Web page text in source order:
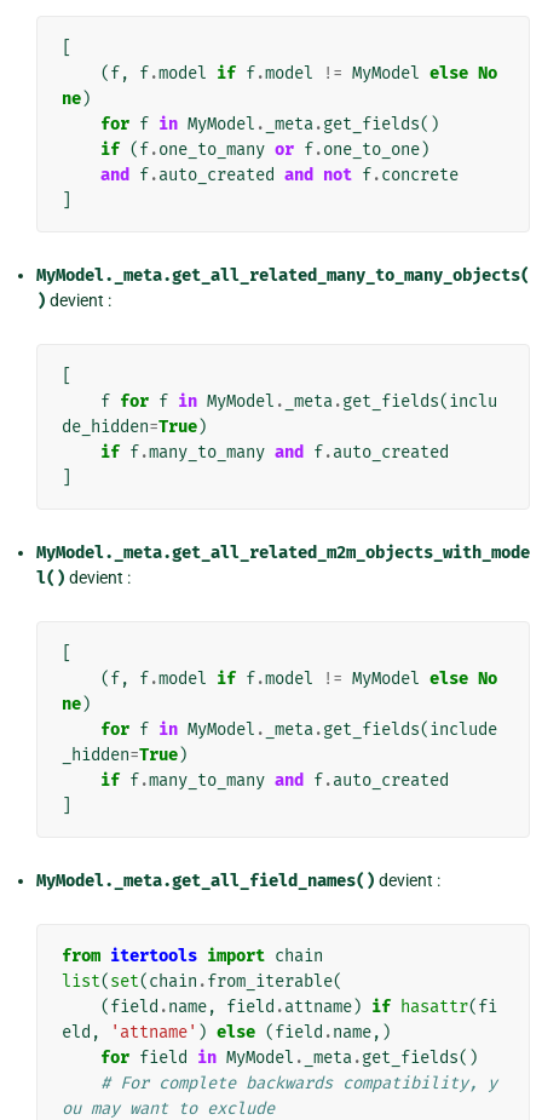
(f, f.model if f.model != MyModel else No
ne)
for f in MyModel . _meta.get_fields()
if (f.one_to_many or f.one_to_one)
and
f.auto_created and not f.concrete
MyModel._meta.get_all_related_many_to_many_objects(
) devient :
f for f in MyModel . _meta.get_fields(inclu
de_hidden=True)
if f.many_to_many and f.auto_created
MyModel._meta.get_all_related_m2m_objects_with_mode
l() devient :
(f, f.model if f.model != MyModel else No
ne)
for f in MyModel . _meta.get_fields(include
_hidden=True)
if f.many_to_many and f.auto_created
MyModel._meta.get_all_field_names() devient :
from itertools import chain
list(set(chain .from_iterable(
(field .name, field .attname) if hasattr(fi
eld , 'attname' ) else (field .name,)
for field in MyModel . _meta.get_fields()
# For complete backwards compatibility, y
ou may want to exclude